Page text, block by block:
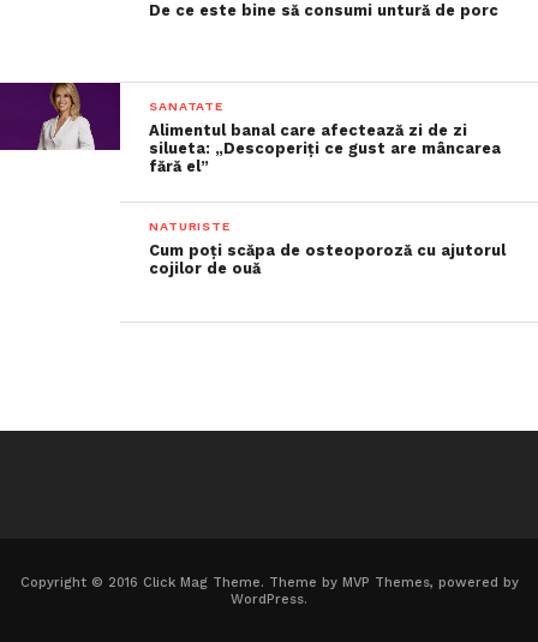
De ce este bine să consumi untură de porc
SANATATE
Alimentul banal care afectează zi de zi
silueta: „Descoperiți ce gust are mâncarea
fără el”
NATURISTE
Cum poți scăpa de osteoporoză cu ajutorul
cojilor de ouă
Copyright © 2016 Click Mag Theme. Theme by MVP Themes, powered by
WordPress.